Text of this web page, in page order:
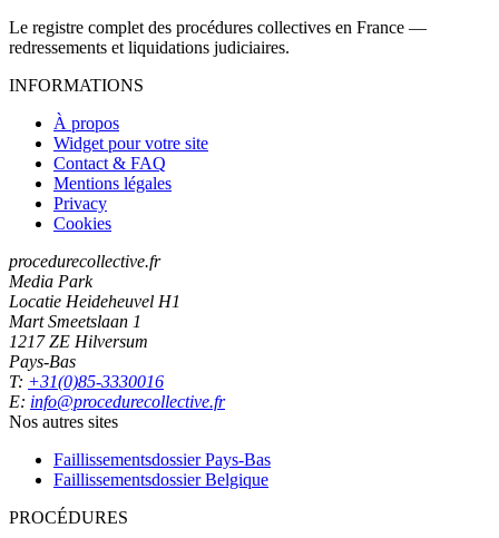
Le registre complet des procédures collectives en France —
redressements et liquidations judiciaires.
INFORMATIONS
À propos
Widget pour votre site
Contact & FAQ
Mentions légales
Privacy
Cookies
procedurecollective.fr
Media Park
Locatie Heideheuvel H1
Mart Smeetslaan 1
1217 ZE Hilversum
Pays-Bas
T: +31(0)85-3330016
E: info@procedurecollective.fr
Nos autres sites
Faillissementsdossier Pays-Bas
Faillissementsdossier Belgique
PROCÉDURES